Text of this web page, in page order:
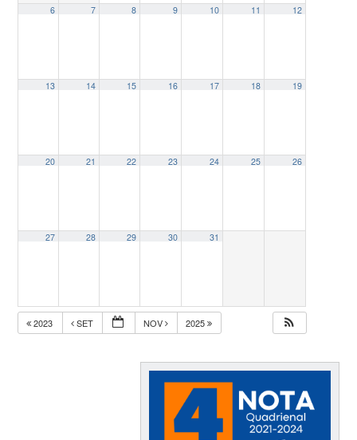
6 7 8 9 10 11 12
13 14 15 16 17 18 19
20 21 22 23 24 25 26
27 28 29 30 31
2023 SET NOV 2025